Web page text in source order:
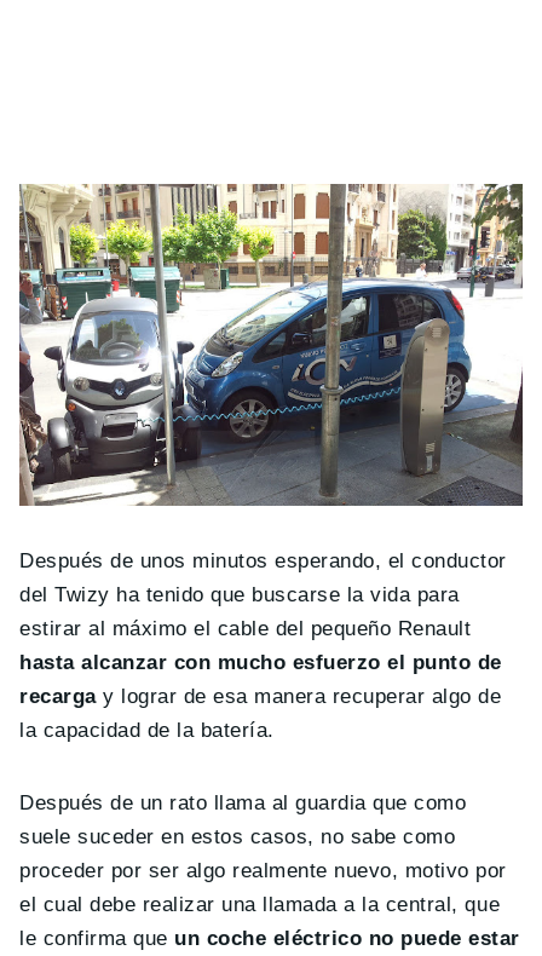
Después de unos minutos esperando, el conductor
del Twizy ha tenido que buscarse la vida para
estirar al máximo el cable del pequeño Renault
hasta alcanzar con mucho esfuerzo el punto de
recargay lograr de esa manera recuperar algo de
la capacidad de la batería.
Después de un rato llama al guardia que como
suele suceder en estos casos, no sabe como
proceder por ser algo realmente nuevo, motivo por
el cual debe realizar una llamada a la central, que
le confirma que un coche eléctrico no puede estar